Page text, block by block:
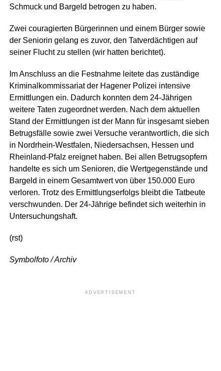
Schmuck und Bargeld betrogen zu haben.
Zwei couragierten Bürgerinnen und einem Bürger sowie
der Seniorin gelang es zuvor, den Tatverdächtigen auf
seiner Flucht zu stellen (wir hatten berichtet).
Im Anschluss an die Festnahme leitete das zuständige
Kriminalkommissariat der Hagener Polizei intensive
Ermittlungen ein. Dadurch konnten dem 24-Jährigen
weitere Taten zugeordnet werden. Nach dem aktuellen
Stand der Ermittlungen ist der Mann für insgesamt sieben
Betrugsfälle sowie zwei Versuche verantwortlich, die sich
in Nordrhein-Westfalen, Niedersachsen, Hessen und
Rheinland-Pfalz ereignet haben. Bei allen Betrugsopfern
handelte es sich um Senioren, die Wertgegenstände und
Bargeld in einem Gesamtwert von über 150.000 Euro
verloren. Trotz des Ermittlungserfolgs bleibt die Tatbeute
verschwunden. Der 24-Jährige befindet sich weiterhin in
Untersuchungshaft.
(rst)
Symbolfoto / Archiv
ADVERTISEMENT